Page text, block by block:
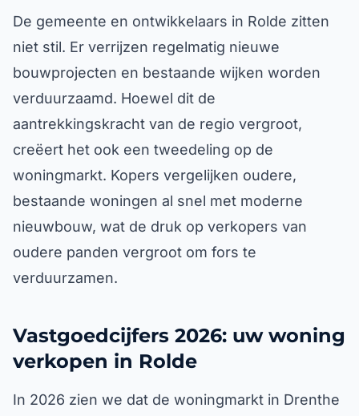
De gemeente en ontwikkelaars in Rolde zitten
niet stil. Er verrijzen regelmatig nieuwe
bouwprojecten en bestaande wijken worden
verduurzaamd. Hoewel dit de
aantrekkingskracht van de regio vergroot,
creëert het ook een tweedeling op de
woningmarkt. Kopers vergelijken oudere,
bestaande woningen al snel met moderne
nieuwbouw, wat de druk op verkopers van
oudere panden vergroot om fors te
verduurzamen.
Vastgoedcijfers 2026: uw woning
verkopen in Rolde
In 2026 zien we dat de woningmarkt in Drenthe